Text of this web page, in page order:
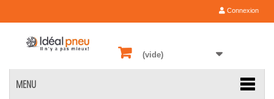
Connexion
(vide)
MENU